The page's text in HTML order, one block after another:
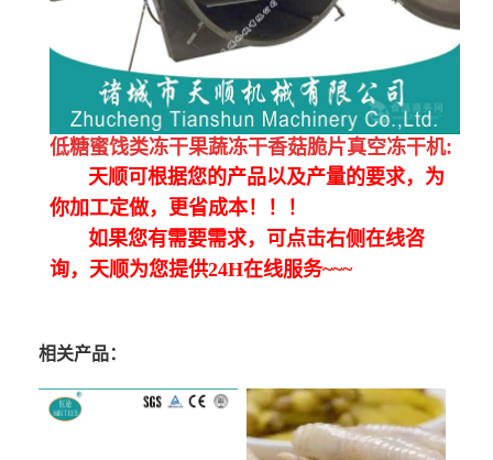
低糖蜜饯类冻干果蔬冻干香菇脆片真空冻干机:
天顺可根据您的产品以及产量的要求，为
你加工定做，更省成本！！！
如果您有需要需求，可点击右侧在线咨
询，天顺为您提供24H在线服务~~~
相关产品：